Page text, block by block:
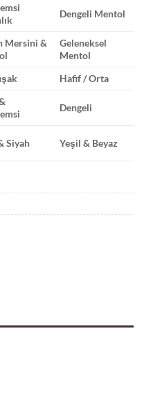
Dengeli Mentol
Mersini &
Geleneksel
Mentol
Hafif / Orta
Dengeli
Siyah Yeşil & Beyaz